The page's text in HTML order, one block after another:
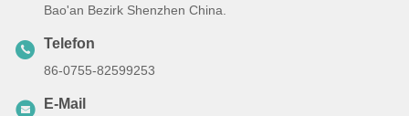
Bao'an Bezirk Shenzhen China.
Telefon
86-0755-82599253
E-Mail